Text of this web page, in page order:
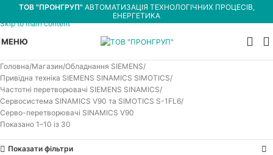
Skip to navigation
Skip to main content
ТОВ "ПРОНГРУП" АВТОМАТИЗАЦІЯ ТЕХНОЛОГІЧНИХ ПРОЦЕСІВ,
ЕНЕРГЕТИКА
МЕНЮ
Головна Магазин Обладнання SIEMENS
Привідна техніка SIEMENS SINAMICS SIMOTICS
Частотні перетворювачі SIEMENS SINAMICS
Сервосистема SINAMICS V90 та SIMOTICS S-1FL6
Серво-перетворювачі SINAMICS V90
Показано 1–10 із 30
Показати фільтри